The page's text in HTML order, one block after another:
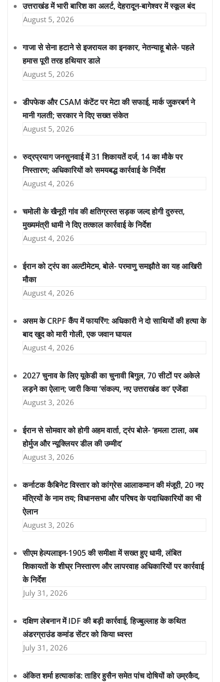
उत्तराखंड में भारी बारिश का अलर्ट, देहरादून-बागेश्वर में स्कूल बंद
August 5, 2026
गाजा से सेना हटाने से इजरायल का इनकार, नेतन्याहू बोले- पहले
हमास पूरी तरह हथियार डाले
August 5, 2026
डीपफेक और CSAM कंटेंट पर मेटा की सफाई, मार्क जुकरबर्ग ने
मानी गलती; सरकार ने दिए सख्त संकेत
August 5, 2026
रुद्रप्रयाग जनसुनवाई में 31 शिकायतें दर्ज, 14 का मौके पर
निस्तारण; अधिकारियों को समयबद्ध कार्रवाई के निर्देश
August 4, 2026
चमोली के खैनूरी गांव की क्षतिग्रस्त सड़क जल्द होगी दुरुस्त,
मुख्यमंत्री धामी ने दिए तत्काल कार्रवाई के निर्देश
August 4, 2026
ईरान को ट्रंप का अल्टीमेटम, बोले- परमाणु समझौते का यह आखिरी
मौका
August 4, 2026
असम के CRPF कैंप में फायरिंग: अधिकारी ने दो साथियों की हत्या के
बाद खुद को मारी गोली, एक जवान घायल
August 4, 2026
2027 चुनाव के लिए यूकेडी का चुनावी बिगुल, 70 सीटों पर अकेले
लड़ने का ऐलान; जारी किया ‘संकल्प, नए उत्तराखंड का’ एजेंडा
August 3, 2026
ईरान से सोमवार को होगी अहम वार्ता, ट्रंप बोले- ‘हमला टाला, अब
होर्मुज और न्यूक्लियर डील की उम्मीद’
August 3, 2026
कर्नाटक कैबिनेट विस्तार को कांग्रेस आलाकमान की मंजूरी, 20 नए
मंत्रियों के नाम तय; विधानसभा और परिषद के पदाधिकारियों का भी
ऐलान
August 3, 2026
सीएम हेल्पलाइन-1905 की समीक्षा में सख्त हुए धामी, लंबित
शिकायतों के शीघ्र निस्तारण और लापरवाह अधिकारियों पर कार्रवाई
के निर्देश
July 31, 2026
दक्षिण लेबनान में IDF की बड़ी कार्रवाई, हिज्बुल्लाह के कथित
अंडरग्राउंड कमांड सेंटर को किया ध्वस्त
July 31, 2026
अंकित शर्मा हत्याकांड: ताहिर हुसैन समेत पांच दोषियों को उम्रकैद,